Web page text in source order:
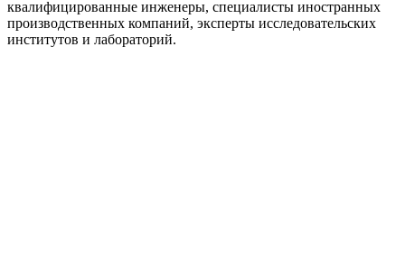
квалифицированные инженеры, специалисты иностранных
производственных компаний, эксперты исследовательских
институтов и лабораторий.